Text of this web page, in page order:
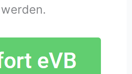
werden.